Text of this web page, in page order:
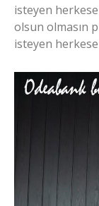
isteyen
olsun olmasın
isteyen